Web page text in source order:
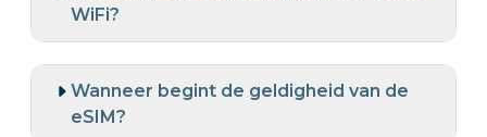
WiFi?
Wanneer begint de geldigheid van de
eSIM?